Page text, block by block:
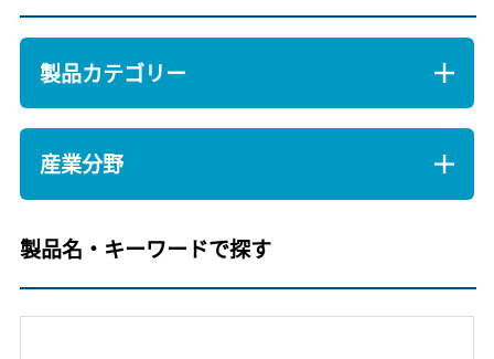
製品カテゴリー
産業分野
製品名・キーワードで探す